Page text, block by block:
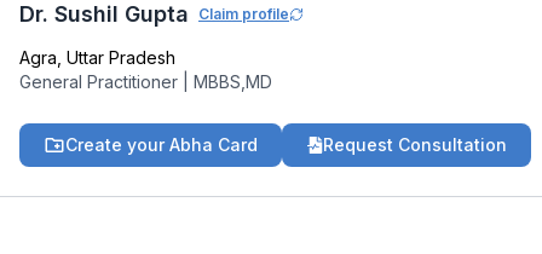
Dr. Sushil Gupta Claim profile
Agra Uttar Pradesh
General Practitioner
MBBS,MD
Create your Abha Card Request Consultation